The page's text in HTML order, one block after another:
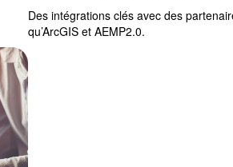
Des intégrations clés avec des
qu’ArcGIS et AEMP2.0.